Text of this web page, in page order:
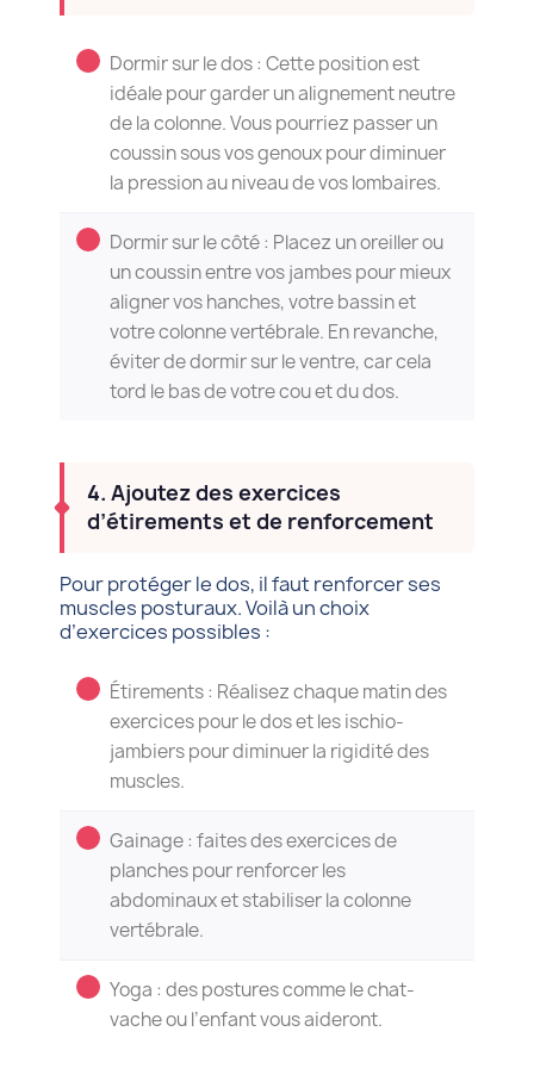
Dormir sur le dos : Cette position est
idéale pour garder un alignement neutre
de la colonne. Vous pourriez passer un
coussin sous vos genoux pour diminuer
la pression au niveau de vos lombaires.
Dormir sur le côté : Placez un oreiller ou
un coussin entre vos jambes pour mieux
aligner vos hanches, votre bassin et
votre colonne vertébrale. En revanche,
éviter de dormir sur le ventre, car cela
tord le bas de votre cou et du dos.
4. Ajoutez des exercices
d’étirements et de renforcement
Pour protéger le dos, il faut renforcer ses
muscles posturaux. Voilà un choix
d’exercices possibles :
Étirements : Réalisez chaque matin des
exercices pour le dos et les ischio-
jambiers pour diminuer la rigidité des
muscles.
Gainage : faites des exercices de
planches pour renforcer les
abdominaux et stabiliser la colonne
vertébrale.
Yoga : des postures comme le chat-
vache ou l’enfant vous aideront.